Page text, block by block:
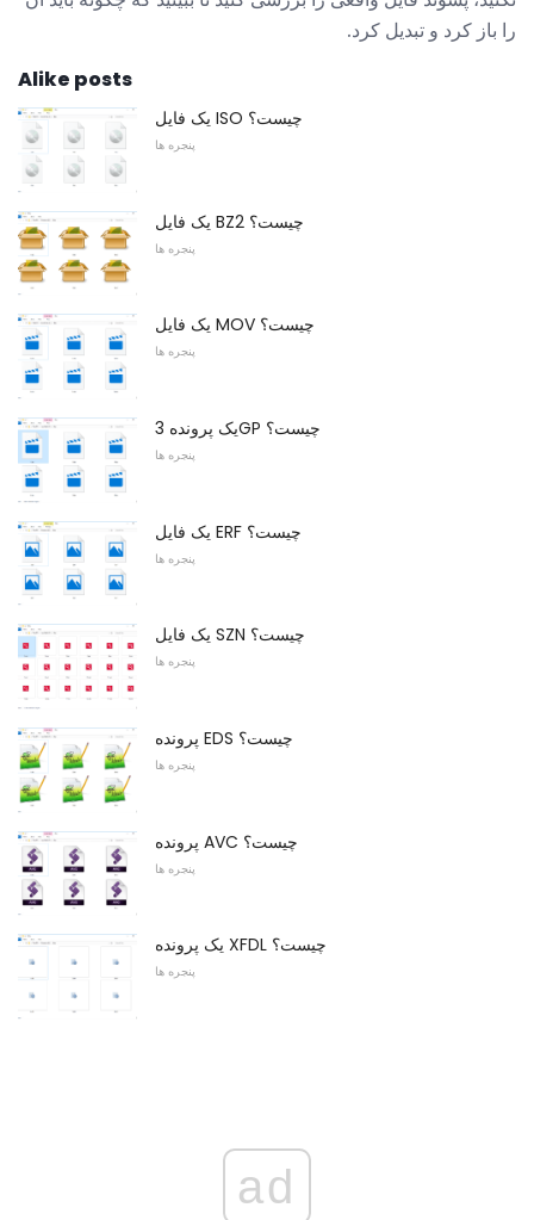
را باز کرد و تبدیل کرد.
Alike posts
یک فایل ISO چیست؟
پنجره ها
یک فایل BZ2 چیست؟
پنجره ها
یک فایل MOV چیست؟
پنجره ها
یک پرونده 3GP چیست؟
پنجره ها
یک فایل ERF چیست؟
پنجره ها
یک فایل SZN چیست؟
پنجره ها
پرونده EDS چیست؟
پنجره ها
پرونده AVC چیست؟
پنجره ها
یک پرونده XFDL چیست؟
پنجره ها
ad